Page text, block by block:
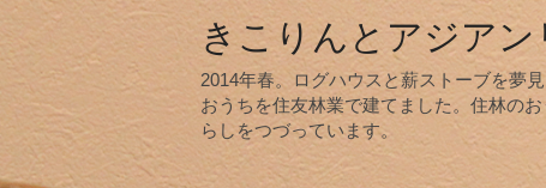
きこりんとアジア
2014年春。ログハウスと薪ストーブを夢
おうちを住友林業で建てました。住林の
らしをつづっています。